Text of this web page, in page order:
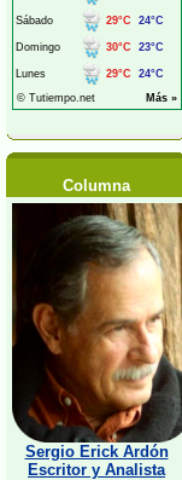
Columna
Sergio Erick Ardón
Escritor y Analista